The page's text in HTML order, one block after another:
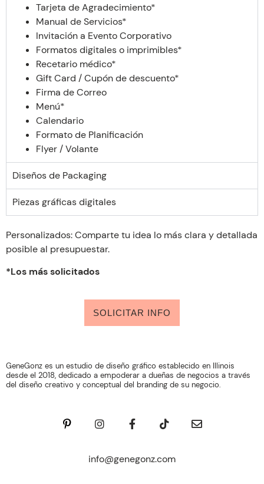
Tarjeta de Agradecimiento*
Manual de Servicios*
Invitación a Evento Corporativo
Formatos digitales o imprimibles*
Recetario médico*
Gift Card / Cupón de descuento*
Firma de Correo
Menú*
Calendario
Formato de Planificación
Flyer / Volante
Diseños de Packaging
Piezas gráficas digitales
Personalizados: Comparte tu idea lo más clara y detallada
posible al presupuestar.
*Los más solicitados
SOLICITAR INFO
GeneGonz es un estudio de diseño gráfico establecido en Illinois
desde el 2018, dedicado a empoderar a dueñas de negocios a través
del diseño creativo y conceptual del branding de su negocio.
info@genegonz.com